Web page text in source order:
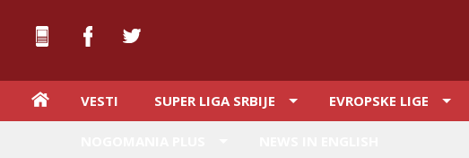
VESTI SUPER LIGA SRBIJE EVROPSKE LIGE